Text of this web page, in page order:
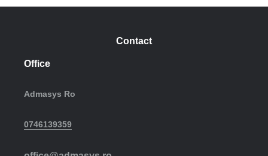
Contact
Office
Admasys Ro
0746139359